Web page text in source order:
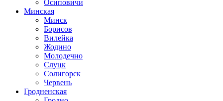
Осиповичи
Минская
Минск
Борисов
Вилейка
Жодино
Молодечно
Слуцк
Солигорск
Червень
Гродненская